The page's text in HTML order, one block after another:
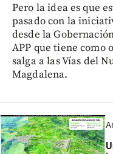
Pero la idea es que
pasado con la
desde la
APP que tiene como
salga a las Vías del
Magdalena.